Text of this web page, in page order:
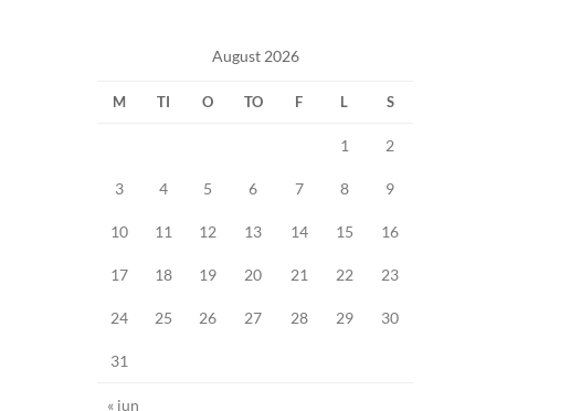
August 2026
M TI O TO F L S
1 2
3 4 5 6 7 8 9
10 11 12 13 14 15 16
17 18 19 20 21 22 23
24 25 26 27 28 29 30
31
« jun